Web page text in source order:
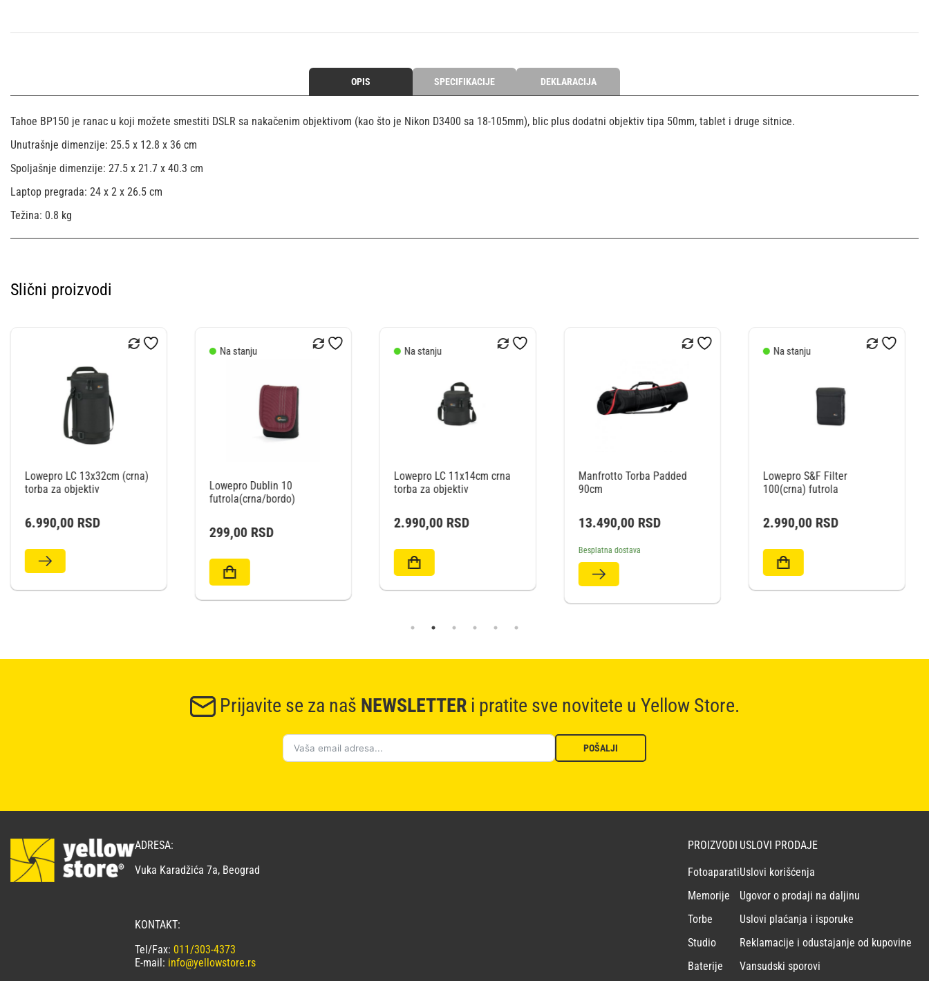
OPIS SPECIFIKACIJE DEKLARACIJA
Tahoe BP150 je ranac u koji možete smestiti DSLR sa nakačenim objektivom (kao što je Nikon D3400 sa 18-105mm), blic plus dodatni objektiv tipa 50mm, tablet i druge sitnice.
Unutrašnje dimenzije: 25.5 x 12.8 x 36 cm
Spoljašnje dimenzije: 27.5 x 21.7 x 40.3 cm
Laptop pregrada: 24 x 2 x 26.5 cm
Težina: 0.8 kg
Slični proizvodi
Lowepro Dublin 10
futrola(crna/bordo)
299,00 RSD
Na stanju
torba za objektiv
Manfrotto Torba Padded
90cm
13.490,00RSD
Besplatna dostava
Lowepro S&F Filter
100(crna) futrola
2.990,00 RSD
Na stanju
LowePro S&F Shoulder
Harness XL
3.490,00RSD
Prijavite se za naš NEWSLETTERi pratite sve novitete u Yellow Store.
POŠALJI
ADRESA:
Vuka Karadžića 7a, Beograd
KONTAKT:
Tel/Fax: 011/303-4373
E-mail: info@yellowstore.rs
PROIZVODI
Fotoaparati
Memorije
Torbe
Studio
Baterije
USLOVI PRODAJE
Uslovi korišćenja
Ugovor o prodaji na daljinu
Uslovi plaćanja i isporuke
Reklamacije i odustajanje od kupovine
Vansudski sporovi